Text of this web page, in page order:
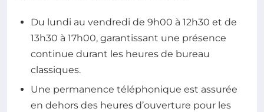
Du lundi au vendredi de 9h00 à 12h30 et de
13h30 à 17h00, garantissant une présence
continue durant les heures de bureau
classiques.
Une permanence téléphonique est assurée
en dehors des heures d’ouverture pour les